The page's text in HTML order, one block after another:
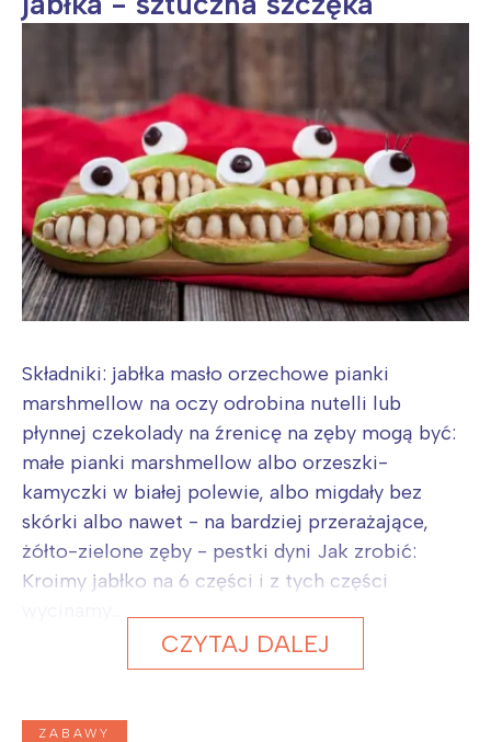
Składniki: jabłka masło orzechowe pianki
marshmellow na oczy odrobina nutelli lub
płynnej czekolady na źrenicę na zęby mogą być:
małe pianki marshmellow albo orzeszki-
kamyczki w białej polewie, albo migdały bez
skórki albo nawet - na bardziej przerażające,
żółto-zielone zęby - pestki dyni Jak zrobić:
Kroimy jabłko na 6 części i z tych części
CZYTAJ DALEJ
ZABAWY
Łódź
Trójmiasto
Wrocław
Kraków
Południe
Północ
Wszystkie
Wybieram